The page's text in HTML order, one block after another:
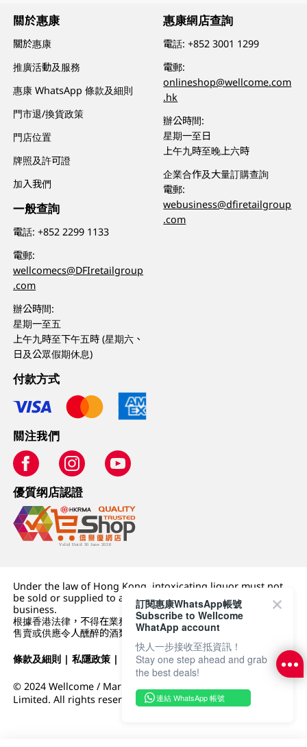
關於惠康
關於惠康
推廣活動及服務
惠康 WhatsApp 條款及細則
門市退/換貨政策
門店位置
牌照及許可證
加入我們
一般查詢
電話:+852 2299 1133
電郵:
wellcomecs@DFIretailgroup
.com
辦公時間:
星期一至五
上午九時至下午五時 (星期六、
日及公眾假期休息)
惠康網店查詢
電話:+852 3001 1299
電郵:
onlineshop@wellcome.com
.hk
辦公時間:
星期一至日
上午九時至晚上六時
企業合作及大量訂購查詢
電郵:
webusiness@dfiretailgroup
.com
付款方式
關注我們
優質纲店認證
Under the law of Hong Kong, intoxicating liquor must not
be sold or supplied to a minor (under 18) in the course of
business.
根據香港法律，不得在業務過程中，向未成年人 (18 歲以下人士)
售賣或供應令人醺醉的酒類。
條款及細則 |私隱政策 | DFI零售集團
© 2024 Wellcome / Market Place. The Dairy Farm Company
Limited. All rights reserved.
訂閱惠康WhatsApp帳號
Subscribe to Wellcome
WhatApp account
快人一步接收至抵資訊！
Stay one step ahead and grab
the best deals!
連結 WhatsApp 帳號